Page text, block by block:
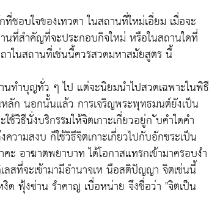
ชอบใจของเทวดา ในสถานที่ใหม่เอี่ยม เมื่อจะ
นที่สำคัญที่จะประกอบกิจใหม่ หรือในสถานใดที่
าในสถานที่เช่นนี้ควรสวดมหาสมัยสูตร นี้
นทำบุญทั่ว ๆ ไป แต่จะนิยมนำไปสวดเฉพาะในพิธี
ลัก นอกนั้นแล้ว การเจริญพระพุทธมนต์ยังเป็น
วิธีนั่งบริกรรมให้จิตเกาะเกี่ยวอยู่ก ับคำใดคำ
วามสงบ ก็ใช้วิธีจิตเกาะเกี่ยวไปกับอักขระเป็น
ะ อาฆาตพยาบาท ได้โอกาสแทรกเข้ามาครอบงำ
สที่จะเข้ามามีอำนาจเห นือสติปัญญา จิตเช่นนี้
ด ฟุ้งซ่าน รำคาญ เบื่อหน่าย จึงชื่อว่า "จิตเป็น